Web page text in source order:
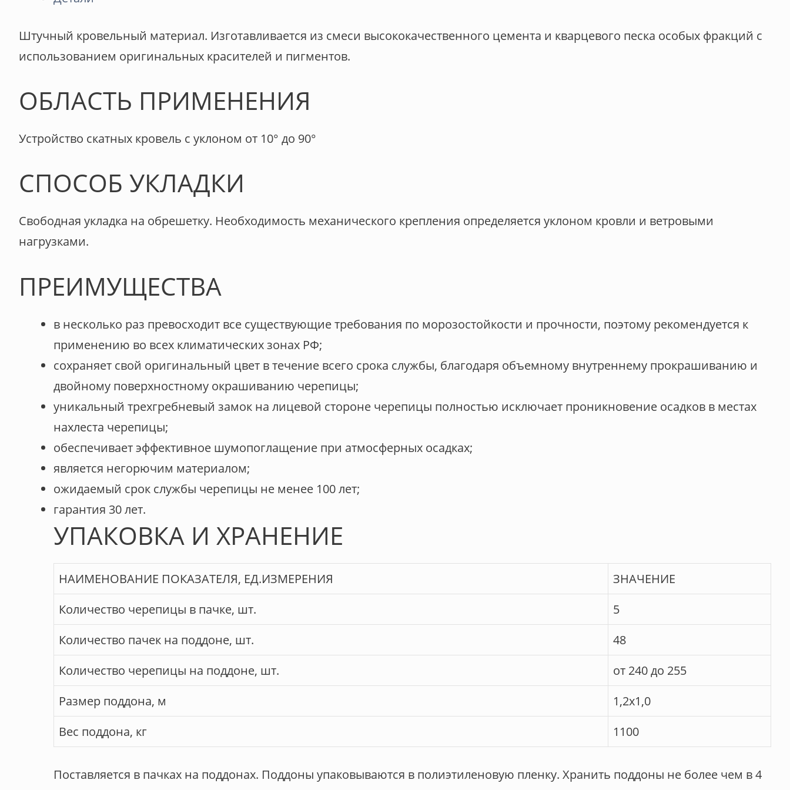
Штучный кровельный материал. Изготавливается из смеси высококачественного цемента и кварцевого песка особых фракций с
использованием оригинальных красителей и пигментов.
ОБЛАСТЬ ПРИМЕНЕНИЯ
Устройство скатных кровель с уклоном от 10° до 90°
СПОСОБ УКЛАДКИ
Свободная укладка на обрешетку. Необходимость механического крепления определяется уклоном кровли и ветровыми
нагрузками.
ПРЕИМУЩЕСТВА
в несколько раз превосходит все существующие требования по морозостойкости и прочности, поэтому рекомендуется к
применению во всех климатических зонах РФ;
сохраняет свой оригинальный цвет в течение всего срока службы, благодаря объемному внутреннему прокрашиванию и
двойному поверхностному окрашиванию черепицы;
уникальный трехгребневый замок на лицевой стороне черепицы полностью исключает проникновение осадков в местах
нахлеста черепицы;
обеспечивает эффективное шумопоглащение при атмосферных осадках;
является негорючим материалом;
ожидаемый срок службы черепицы не менее 100 лет;
гарантия 30 лет.
УПАКОВКА И ХРАНЕНИЕ
НАИМЕНОВАНИЕ ПОКАЗАТЕЛЯ, ЕД.ИЗМЕРЕНИЯ
ЗНАЧЕНИЕ
Количество черепицы в пачке, шт.
5
Количество пачек на поддоне, шт.
48
Количество черепицы на поддоне, шт.
от 240 до 255
Размер поддона, м
1,2х1,0
Вес поддона, кг
1100
Поставляется в пачках на поддонах. Поддоны упаковываются в полиэтиленовую пленку. Хранить поддоны не более чем в 4